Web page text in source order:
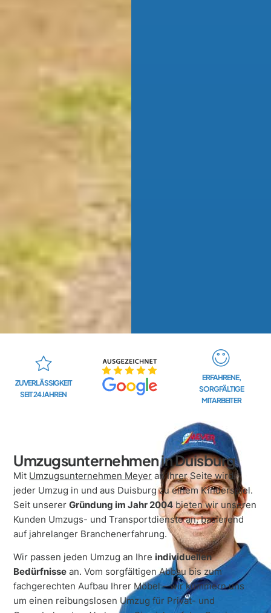
ZUVERLÄSSIGKEIT
SEIT 24 JAHREN
ERFAHRENE,
SORGFÄLTIGE
MITARBEITER
Umzugsunternehmen in Duisburg
Mit Umzugsunternehmen Meyer an Ihrer Seite wird
jeder Umzug in und aus Duisburg zu einem Kinderspiel.
Seit unsererGründung im Jahr 2004 bieten wir unseren
Kunden Umzugs- und Transportdienste an, basierend
auf jahrelanger Branchenerfahrung.
Wir passen jeden Umzug an Ihre individuellen
Bedürfnisse an. Vom sorgfältigen Abbau bis zum
fachgerechten Aufbau Ihrer Möbel – wir kümmern uns
um einen reibungslosen Umzug für Privat- und